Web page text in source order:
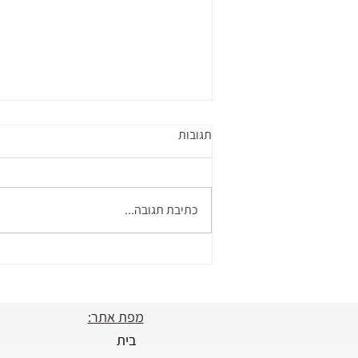
תגובות
כתיבת תגובה...
מפת אתר:
בית